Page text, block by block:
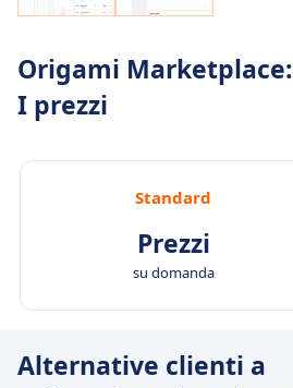
Origami Marketplace:
I prezzi
Standard
Prezzi
su domanda
Alternative clienti a